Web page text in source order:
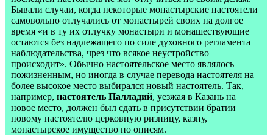
Бывали случаи, когда некоторые монастырские настоятели
самовольно отлучались от монастырей своих на долгое
время «и в ту их отлучку монастыри и монашествующие
остаются без надлежащего по силе духовного регламента
наблюдательства, чрез что всякое неустройство
происходит». Обычно настоятельское место являлось
пожизненным, но иногда в случае перевода настоятеля на
более высокое место выбирался новый настоятель. Так,
например, настоятель Палладий, уезжая в Казань на
новое место, должен был сдать в присутствии братии
новому настоятелю церковную ризницу, казну,
монастырское имущество по описям.